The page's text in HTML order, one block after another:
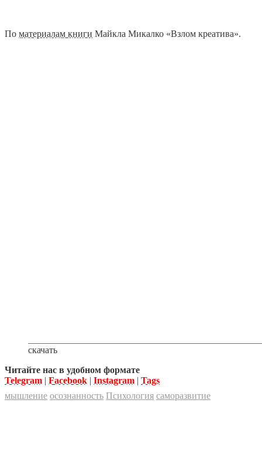
По материалам книги Майкла Микалко «Взлом креатива».
скачать
Читайте нас в удобном формате
Telegram | Facebook | Instagram | Tags
мышление осознанность Психология саморазвитие